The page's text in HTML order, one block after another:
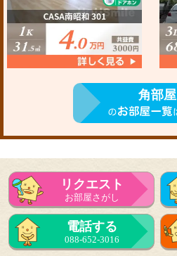
角部屋
リクエスト
お部屋さがし
電話する
088-652-3016